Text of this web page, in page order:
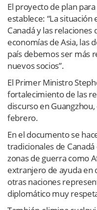
El proyecto de plan
establece: “La
Canadá y las
economías de Asia, las
país debemos ser más
nuevos socios”.
El Primer Ministro
fortalecimiento de las
discurso en
febrero.
En el documento se
tradicionales de
zonas de guerra como
extranjero de ayuda en
otras naciones
diplomático muy